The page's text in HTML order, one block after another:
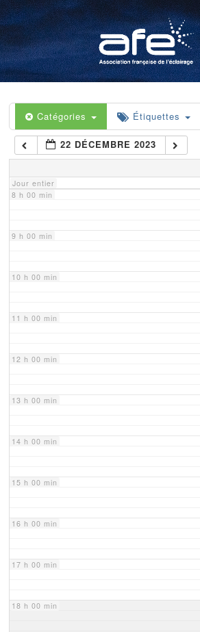
Catégories Étiquettes
22 DÉCEMBRE 2023
Jour entier
4 h 00 min
5 h 00 min
6 h 00 min
7 h 00 min
8 h 00 min
9 h 00 min
10 h 00 min
11 h 00 min
12 h 00 min
13 h 00 min
14 h 00 min
15 h 00 min
16 h 00 min
17 h 00 min
18 h 00 min